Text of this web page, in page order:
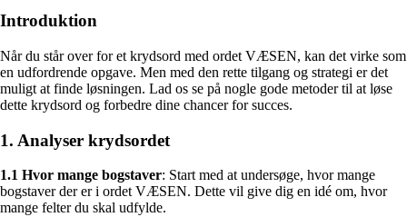
Introduktion
Når du står over for et krydsord med ordet VÆSEN, kan det virke som
en udfordrende opgave. Men med den rette tilgang og strategi er det
muligt at finde løsningen. Lad os se på nogle gode metoder til at løse
dette krydsord og forbedre dine chancer for succes.
1. Analyser krydsordet
1.1 Hvor mange bogstaver: Start med at undersøge, hvor mange
bogstaver der er i ordet VÆSEN. Dette vil give dig en idé om, hvor
mange felter du skal udfylde.